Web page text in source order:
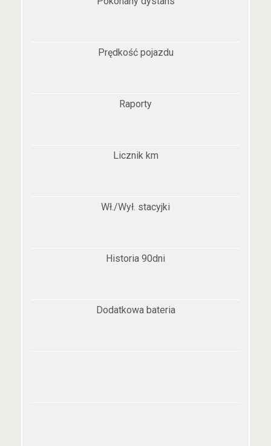
Prędkość pojazdu
Raporty
Licznik km
Wł./Wył. stacyjki
Historia 90dni
Dodatkowa bateria